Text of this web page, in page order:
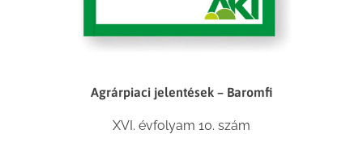
Agrárpiaci jelentések – Baromfi
XVI. évfolyam 10. szám